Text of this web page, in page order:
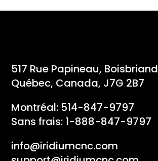
517 Rue Papineau, Boisbriand
Québec, Canada, J7G 2B7
Montréal: 514-847-9797
Sans frais: 1-888-847-9797
info@iridiumcnc.com